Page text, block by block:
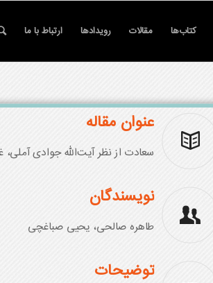
کتاب‌ها مقالات رویدادها ارتباط با ما
عنوان مقاله
سعادت از نظر آیت‌الله جوادی
نویسندگان
طاهره صالحی، یحیی صباغچی
توضیحات